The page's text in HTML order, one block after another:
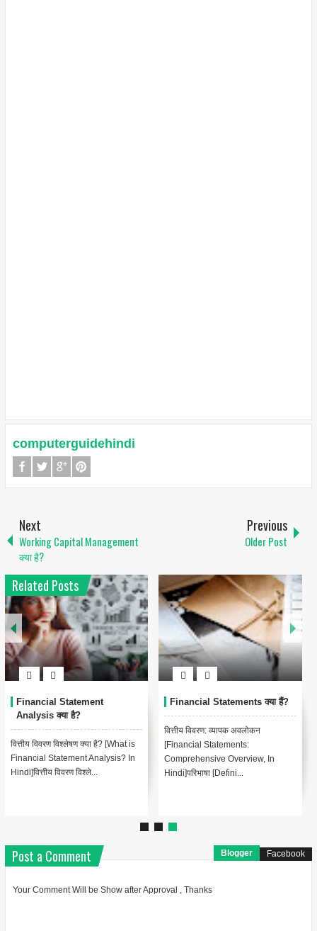
computerguidehindi
Next
Working Capital Management
क्या है?
Previous
Older Post
Related Posts
Financial Statement
Analysis क्या है?
वित्तीय विवरण विश्लेषण क्या है? [What is
Financial Statement Analysis? In
Hindi]वित्तीय विवरण विश्ले...
Financial Statements क्या हैं?
वित्तीय विवरण: व्यापक अवलोकन
[Financial Statements:
Comprehensive Overview, In
Hindi]परिभाषा [Defini...
Post a Comment Blogger Facebook
Your Comment Will be Show after Approval , Thanks